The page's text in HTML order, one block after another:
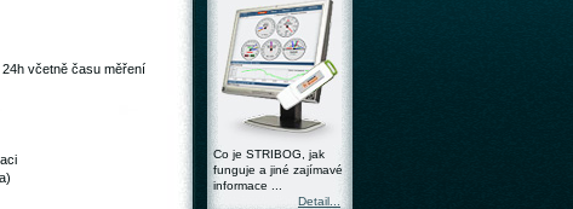
včetně času měření
Co je STRIBOG, jak
funguje a jiné zajímavé
informace ...
Detail...